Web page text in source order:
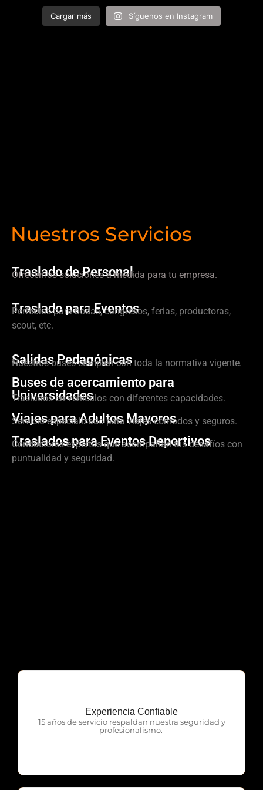
Cargar más Síguenos en Instagram
Nuestros Servicios
Traslado de Personal
Ofrecemos soluciones a medida para tu empresa.
Traslado para Eventos
Perfectos para bodas, congresos, ferias, productoras,
scout, etc.
Salidas Pedagógicas
Nuestros buses cumplen con toda la normativa vigente.
Buses de acercamiento para
Universidades
Traslados en vehículos con diferentes capacidades.
Viajes para Adultos Mayores
Servicio especializado para viajes cómodos y seguros.
Traslados para Eventos Deportivos
Conductores expertos que acompañan tus desafíos con
puntualidad y seguridad.
Experiencia Confiable
15 años de servicio respaldan nuestra seguridad y
profesionalismo.
OTP Servicios